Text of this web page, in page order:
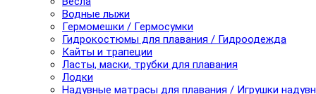
Водные лыжи
Гермомешки / Гермосумки
Гидрокостюмы для плавания / Гидроодежда
Кайты и трапеции
Ласты, маски, трубки для плавания
Лодки
Надувные матрасы для плавания / Игрушки